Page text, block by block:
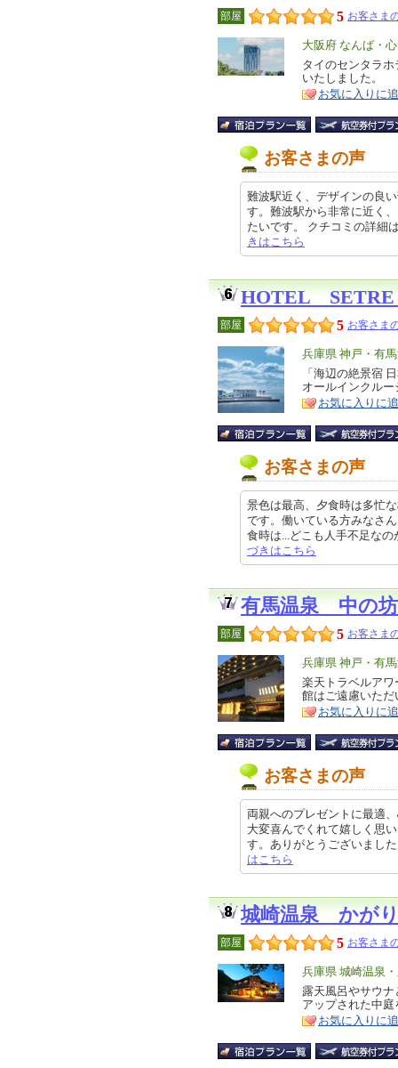
部屋 5 お客さま
エ
リ
ア
大阪府 なんば・
特
徴
タイのセンタラ
いたしました。
お気に入りに
お客さまの声
難波駅近く、デザインの良
す。難波駅から非常に近く
たいです。 クチコミの詳
きはこちら
HOTEL
部屋 5 お客さま
エ
リ
ア
兵庫県 神戸・有
特
徴
「海辺の絶景宿
オールインクル
お気に入りに
お客さまの声
景色は最高、夕食時は多忙
です。働いている方みなさ
食時は...どこも人手不足な
づきはこちら
有馬温泉 中の
部屋 5 お客さま
エ
リ
ア
兵庫県 神戸・有
特
徴
楽天トラベルア
館はご遠慮いた
お気に入りに
お客さまの声
両親へのプレゼントに最適
大変喜んでくれて嬉しく思
す。ありがとうございまし
はこちら
城崎温泉 かが
部屋 5 お客さま
エ
リ
ア
兵庫県 城崎温泉
特
徴
露天風呂やサウ
アップされた中
お気に入りに